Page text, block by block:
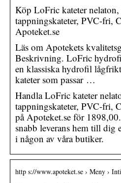
Köp LoFric kateter
tappningskateter, PVC-fri,
Apoteket.se
Läs om Apotekets
Beskrivning. LoFric
en klassiska hydrofil
kateter som passar …
Handla LoFric kateter
tappningskateter, PVC-fri,
på Apoteket.se för
snabb leverans hem till
i någon av våra butiker.
http s://www.apoteket.se › Meny ›